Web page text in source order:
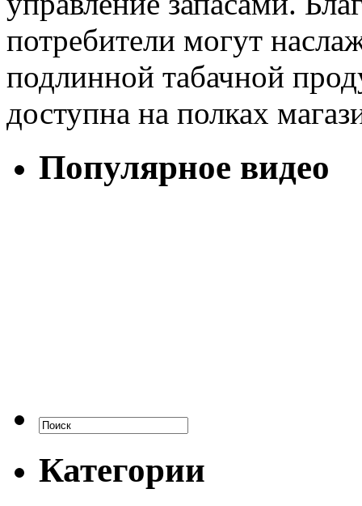
потребители могут
подлинной табачной
доступна на полках
Популярное видео
Категории